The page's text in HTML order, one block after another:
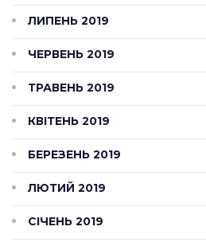
ЛИПЕНЬ 2019
ЧЕРВЕНЬ 2019
ТРАВЕНЬ 2019
КВІТЕНЬ 2019
БЕРЕЗЕНЬ 2019
ЛЮТИЙ 2019
СІЧЕНЬ 2019